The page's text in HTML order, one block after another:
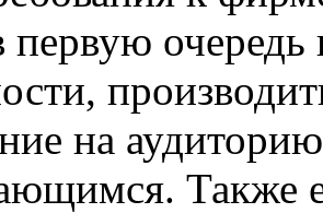
первую
на
Также